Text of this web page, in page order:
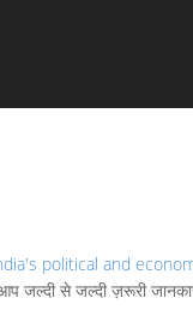
political and
जल्दी से जल्दी ज़रूरी